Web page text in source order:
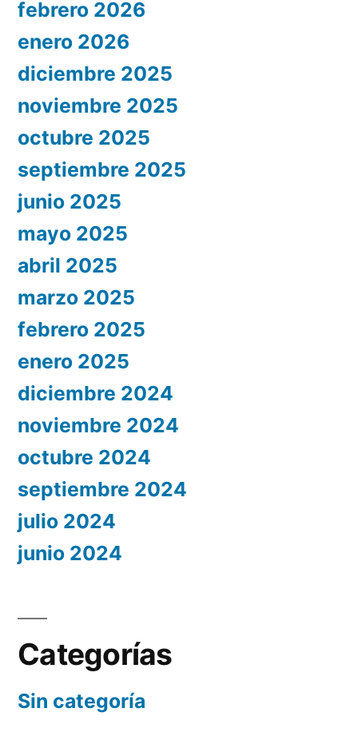
febrero 2026
enero 2026
diciembre 2025
noviembre 2025
octubre 2025
septiembre 2025
junio 2025
mayo 2025
abril 2025
marzo 2025
febrero 2025
enero 2025
diciembre 2024
noviembre 2024
octubre 2024
septiembre 2024
julio 2024
junio 2024
Categorías
Sin categoría